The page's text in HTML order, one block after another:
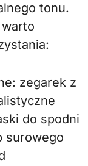
tonu.
zegarek z
do spodni
surowego